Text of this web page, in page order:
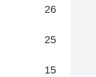
26
25
15